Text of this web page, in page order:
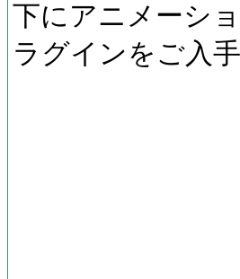
下にアニメーシ
ラグインをご入